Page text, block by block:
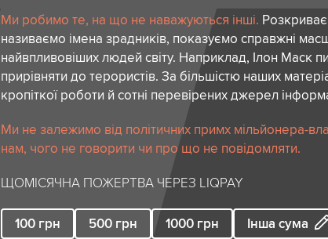
Ми робимо те, на що не наважуються інші.
називаємо імена зрадників, показуємо справжні
найвпливовіших людей світу. Наприклад, Ілон Маск
прирівняти до терористів. За більшістю наших
кропіткої роботи й сотні перевірених джерел
Ми не залежимо від політичних примх мільйонера-
нам, чого не говорити чи про що не повідомляти.
ЩОМІСЯЧНА ПОЖЕРТВА ЧЕРЕЗ LIQPAY
100 грн 500 грн 1000 грн Інша сума